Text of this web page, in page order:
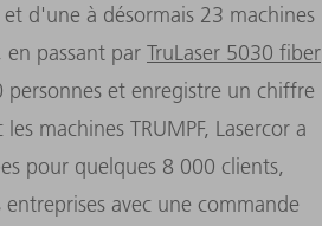
d'une à désormais 23 machines
en passant par TruLaser 5030 fiber
et enregistre un chiffre
machines TRUMPF, Lasercor a
pour quelques 8 000 clients,
avec une commande